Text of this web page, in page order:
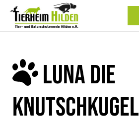
LUNA DIE
KNUTSCHKUGEL